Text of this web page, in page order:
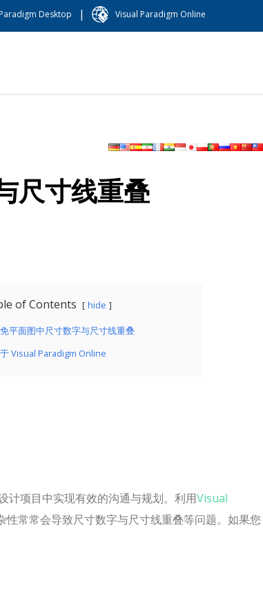
Desktop | Visual Paradigm Online
尺寸线重叠
of Contents hide
平面图中尺寸数字与尺寸线重叠
Visual Paradigm Online
计项目中实现有效的沟通与规划。利用Visual
性常常会导致尺寸数字与尺寸线重叠等问题。如果您